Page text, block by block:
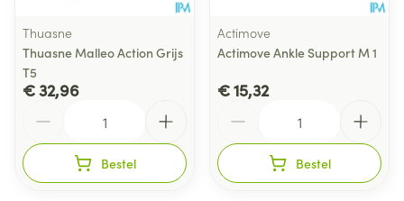
Thuasne
Thuasne Malleo Action Grijs
T5
€ 32,96
Bestel
Actimove
Actimove Ankle Support M 1
€ 15,32
Bestel